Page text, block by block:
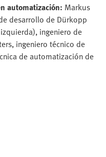
automatización: Markus
desarrollo de Dürkopp
ingeniero de
ingeniero técnico de
de automatización de